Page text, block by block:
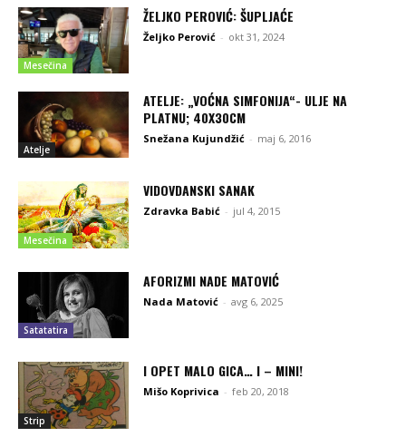
Mesečina
ŽELJKO PEROVIĆ: ŠUPLJAĆE
Željko Perović - okt 31, 2024
Atelje
ATELJE: „VOĆNA SIMFONIJA“- ULJE NA
PLATNU; 40X30CM
Snežana Kujundžić - maj 6, 2016
Mesečina
VIDOVDANSKI SANAK
Zdravka Babić - jul 4, 2015
Satatatira
AFORIZMI NADE MATOVIĆ
Nada Matović - avg 6, 2025
Strip
I OPET MALO GICA… I – MINI!
Mišo Koprivica - feb 20, 2018